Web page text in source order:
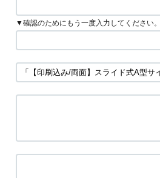
▼確認のためにもう一度入力してください。